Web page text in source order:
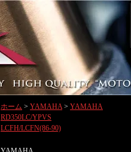
ホーム > YAMAHA> YAMAHA
RD350LC/YPVS
LCFH/LCFN(86-90)